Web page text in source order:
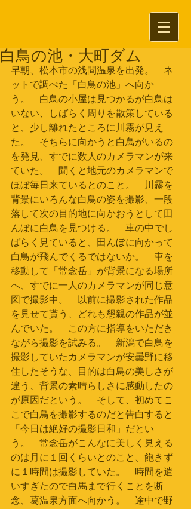
白鳥の池・大町ダム
早朝、松本市の浅間温泉を出発。　ネ
ットで調べた「白鳥の池」へ向か
う。　白鳥の小屋は見つかるが白鳥は
いない、しばらく周りを散策している
と、少し離れたところに川霧が見え
た。　そちらに向かうと白鳥がいるの
を発見、すでに数人のカメラマンが来
ていた。　聞くと地元のカメラマンで
ほぼ毎日来ているとのこと。　川霧を
背景にいろんな白鳥の姿を撮影、一段
落して次の目的地に向かおうとして田
んぼに白鳥を見つける。　車の中でし
ばらく見ていると、田んぼに向かって
白鳥が飛んでくるではないか。　車を
移動して「常念岳」が背景になる場所
へ、すでに一人のカメラマンが同じ意
図で撮影中。　以前に撮影された作品
を見せて貰う、どれも懇親の作品が並
んでいた。　この方に指導をいただき
ながら撮影を試みる。　新潟で白鳥を
撮影していたカメラマンが安曇野に移
住したそうな、目的は白鳥の美しさが
違う、背景の素晴らしさに感動したの
が原因だという。　そして、初めてこ
こで白鳥を撮影するのだと告白すると
「今日は絶好の撮影日和」だとい
う。　常念岳がこんなに美しく見える
のは月に１回くらいとのこと、飽きず
に１時間は撮影していた。　時間を遣
いすぎたので白馬まで行くことを断
念、葛温泉方面へ向かう。　途中で野